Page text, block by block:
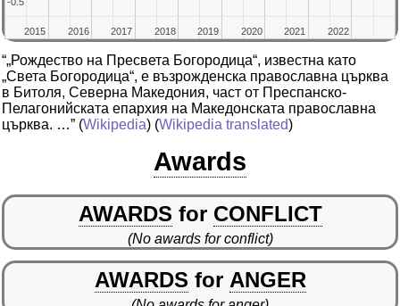
2015
2015 2016
2016 2017
2017 2018
2018 2019
2019 2020
2020 2021
2021 2022
2022
“„Рождество на Пресвета Богородица“, известна като
„Света Богородица“, е възрожденска православна църква
в Битоля, Северна Македония, част от Преспанско-
Пелагонийската епархия на Македонската православна
църква. …” (Wikipedia) (Wikipedia translated)
Awards
AWARDS for CONFLICT
(No awards for conflict)
AWARDS for ANGER